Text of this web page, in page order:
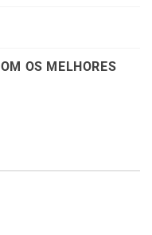
OS MELHORES